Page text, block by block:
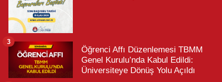
Öğrenci Affı Düzenlemesi TBMM
Genel Kurulu’nda Kabul Edildi:
Üniversiteye Dönüş Yolu Açıldı
3